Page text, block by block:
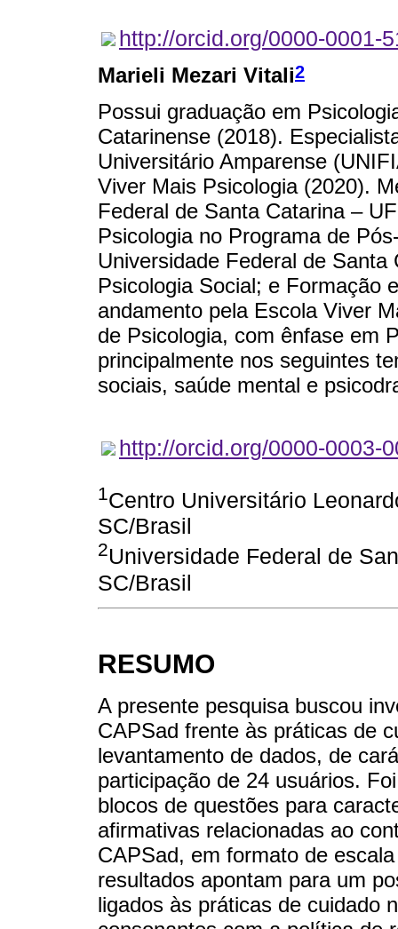
http://orcid.org/0000-0001-
Marieli Mezari Vitali2
Possui graduação em
Catarinense (2018).
Universitário Amparense
Viver Mais Psicologia (2020).
Federal de Santa Catarina –
Psicologia no Programa de
Universidade Federal de
Psicologia Social; e Formação
andamento pela Escola Viver
de Psicologia, com ênfase em
principalmente nos seguintes
sociais, saúde mental e
http://orcid.org/0000-0003-
1Centro Universitário
SC/Brasil
2Universidade Federal de
SC/Brasil
RESUMO
A presente pesquisa buscou
CAPSad frente às práticas de
levantamento de dados, de
participação de 24 usuários.
blocos de questões para
afirmativas relacionadas ao
CAPSad, em formato de
resultados apontam para um
ligados às práticas de cuidado